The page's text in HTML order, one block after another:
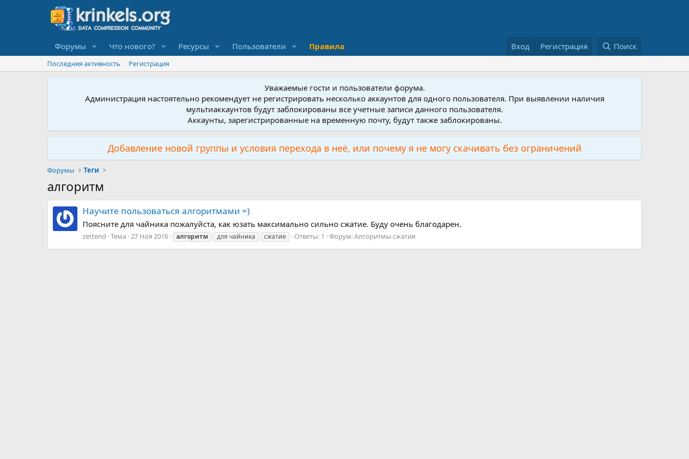
Форумы Что нового? Ресурсы Пользователи Правила Вход Регистрация Поиск
Последняя активность Регистрация
Уважаемые гости и пользователи форума.
Администрация настоятельно рекомендует не регистрировать несколько аккаунтов для одного пользователя. При выявлении наличия
мультиаккаунтов будут заблокированы все учетные записи данного пользователя.
Аккаунты, зарегистрированные на временную почту, будут также заблокированы.
Добавление новой группы и условия перехода в неё, или почему я не могу скачивать без ограничений
Форумы Теги
алгоритм
Научите пользоваться алгоритмами =)
Поясните для чайника пожалуйста, как юзать максимально сильно сжатие. Буду очень благодарен.
zettend Тема 27 Ноя 2016 алгоритм для чайника сжатие Ответы: 1 Форум:Алгоритмы сжатия